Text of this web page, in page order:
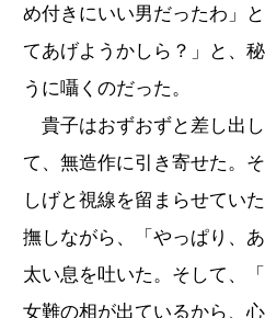
め付きにいい男だったわ」
てあげようかしら？」と、
うに囁くのだった。
貴子はおずおずと差し出
て、無造作に引き寄せた。
しげと視線を留まらせてい
撫しながら、「やっぱり、
太い息を吐いた。そして、
女難の相が出ているから、